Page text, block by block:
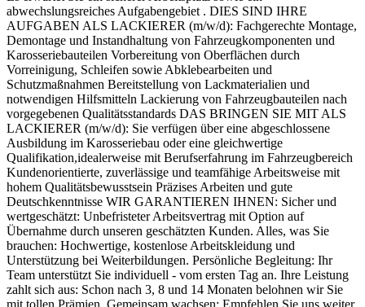
abwechslungsreiches Aufgabengebiet . DIES SIND IHRE
AUFGABEN ALS LACKIERER (m/w/d): Fachgerechte Montage,
Demontage und Instandhaltung von Fahrzeugkomponenten und
Karosseriebauteilen Vorbereitung von Oberflächen durch
Vorreinigung, Schleifen sowie Abklebearbeiten und
Schutzmaßnahmen Bereitstellung von Lackmaterialien und
notwendigen Hilfsmitteln Lackierung von Fahrzeugbauteilen nach
vorgegebenen Qualitätsstandards DAS BRINGEN SIE MIT ALS
LACKIERER (m/w/d): Sie verfügen über eine abgeschlossene
Ausbildung im Karosseriebau oder eine gleichwertige
Qualifikation,idealerweise mit Berufserfahrung im Fahrzeugbereich
Kundenorientierte, zuverlässige und teamfähige Arbeitsweise mit
hohem Qualitätsbewusstsein Präzises Arbeiten und gute
Deutschkenntnisse WIR GARANTIEREN IHNEN: Sicher und
wertgeschätzt: Unbefristeter Arbeitsvertrag mit Option auf
Übernahme durch unseren geschätzten Kunden. Alles, was Sie
brauchen: Hochwertige, kostenlose Arbeitskleidung und
Unterstützung bei Weiterbildungen. Persönliche Begleitung: Ihr
Team unterstützt Sie individuell - vom ersten Tag an. Ihre Leistung
zahlt sich aus: Schon nach 3, 8 und 14 Monaten belohnen wir Sie
mit tollen Prämien. Gemeinsam wachsen: Empfehlen Sie uns weiter